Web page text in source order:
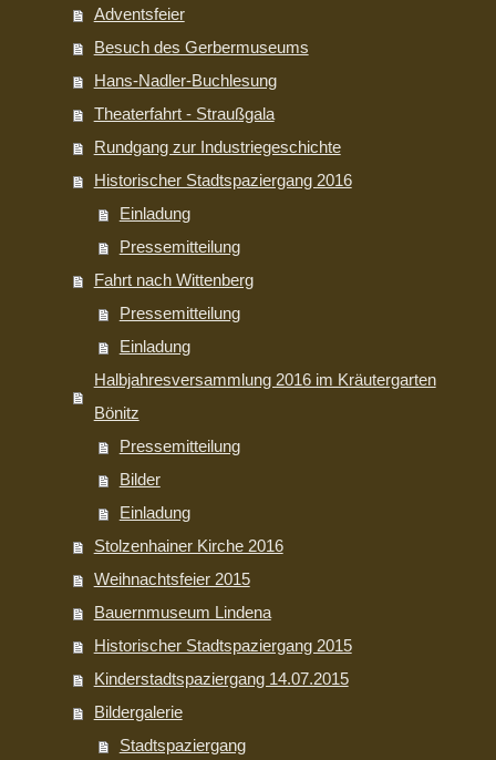
Adventsfeier
Besuch des Gerbermuseums
Hans-Nadler-Buchlesung
Theaterfahrt - Straußgala
Rundgang zur Industriegeschichte
Historischer Stadtspaziergang 2016
Einladung
Pressemitteilung
Fahrt nach Wittenberg
Pressemitteilung
Einladung
Halbjahresversammlung 2016 im Kräutergarten
Bönitz
Pressemitteilung
Bilder
Einladung
Stolzenhainer Kirche 2016
Weihnachtsfeier 2015
Bauernmuseum Lindena
Historischer Stadtspaziergang 2015
Kinderstadtspaziergang 14.07.2015
Bildergalerie
Stadtspaziergang